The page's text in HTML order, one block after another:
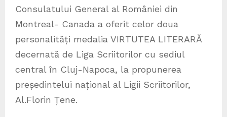
Consulatului General al României din
Montreal- Canada a oferit celor doua
personalități medalia VIRTUTEA LITERARĂ
decernată de Liga Scriitorilor cu sediul
central în Cluj-Napoca, la propunerea
președintelui național al Ligii Scriitorilor,
Al.Florin Țene.